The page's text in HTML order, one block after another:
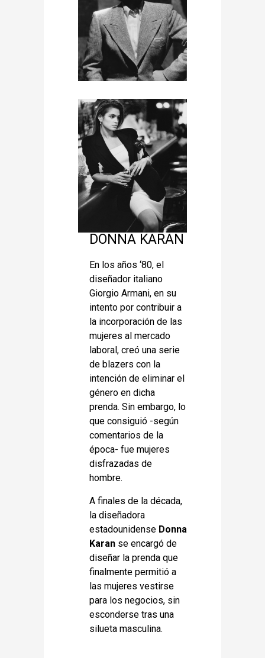
DONNA KARAN
En los años ‘80, el
diseñador italiano
Giorgio Armani, en su
intento por contribuir a
la incorporación de las
mujeres al mercado
laboral, creó una serie
de blazers con la
intención de eliminar el
género en dicha
prenda. Sin embargo, lo
que consiguió -según
comentarios de la
época- fue mujeres
disfrazadas de
hombre.
A finales de la década,
la diseñadora
estadounidense Donna
Karanse encargó de
diseñar la prenda que
finalmente permitió a
las mujeres vestirse
para los negocios, sin
esconderse tras una
silueta masculina.